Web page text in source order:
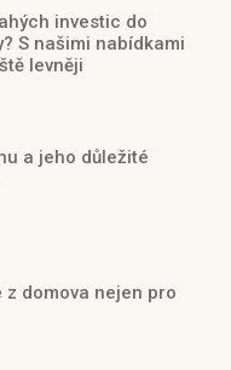
investic do
S našimi nabídkami
levněji
a jeho důležité
domova nejen pro